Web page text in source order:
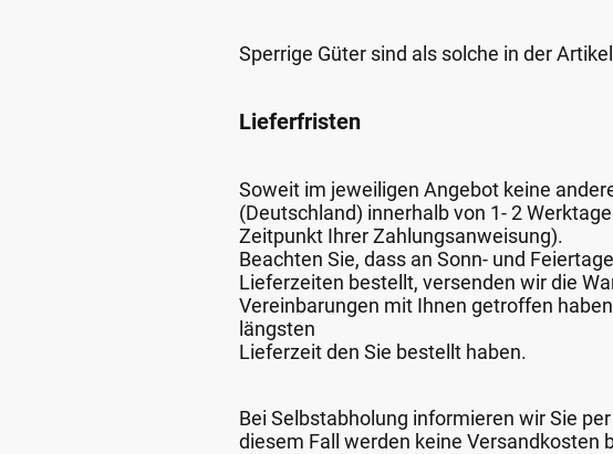
Sperrige Güter sind als solche in der
Lieferfristen
Soweit im jeweiligen Angebot keine
(Deutschland) innerhalb von 1- 2
Zeitpunkt Ihrer Zahlungsanweisung).
Beachten Sie, dass an Sonn- und
Lieferzeiten bestellt, versenden wir die
Vereinbarungen mit Ihnen getroffen
längsten
Lieferzeit den Sie bestellt haben.
Bei Selbstabholung informieren wir Sie
diesem Fall werden keine Versandkosten